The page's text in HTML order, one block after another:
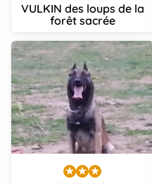
VULKIN des loups de la
forêt sacrée